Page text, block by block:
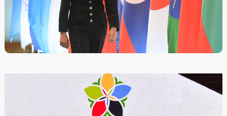
2024-08-23 23:25:17